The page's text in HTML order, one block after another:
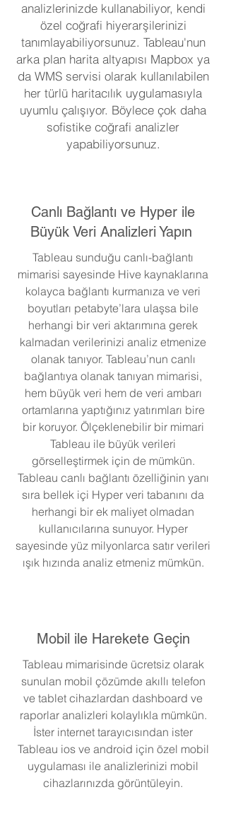
analizlerinizde kullanabiliyor, kendi
özel coğrafi hiyerarşilerinizi
tanımlayabiliyorsunuz. Tableau'nun
arka plan harita altyapısı Mapbox ya
da WMS servisi olarak kullanılabilen
her türlü haritacılık uygulamasıyla
uyumlu çalışıyor. Böylece çok daha
sofistike coğrafi analizler
yapabiliyorsunuz.
Canlı Bağlantı ve Hyper ile
Büyük Veri Analizleri Yapın
Tableau sunduğu canlı-bağlantı
mimarisi sayesinde Hive kaynaklarına
kolayca bağlantı kurmanıza ve veri
boyutları petabyte’lara ulaşsa bile
herhangi bir veri aktarımına gerek
kalmadan verilerinizi analiz etmenize
olanak tanıyor. Tableau’nun canlı
bağlantıya olanak tanıyan mimarisi,
hem büyük veri hem de veri ambarı
ortamlarına yaptığınız yatırımları bire
bir koruyor. Ölçeklenebilir bir mimari
Tableau ile büyük verileri
görselleştirmek için de mümkün.
Tableau canlı bağlantı özelliğinin yanı
sıra bellek içi Hyper veri tabanını da
herhangi bir ek maliyet olmadan
kullanıcılarına sunuyor. Hyper
sayesinde yüz milyonlarca satır verileri
ışık hızında analiz etmeniz mümkün.
Mobil ile Harekete Geçin
Tableau mimarisinde ücretsiz olarak
sunulan mobil çözümde akıllı telefon
ve tablet cihazlardan dashboard ve
raporlar analizleri kolaylıkla mümkün.
İster internet tarayıcısından ister
Tableau ios ve android için özel mobil
uygulaması ile analizlerinizi mobil
cihazlarınızda görüntüleyin.